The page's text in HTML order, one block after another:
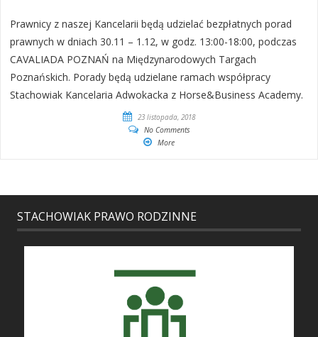
Prawnicy z naszej Kancelarii będą udzielać bezpłatnych porad
prawnych w dniach 30.11 – 1.12, w godz. 13:00-18:00, podczas
CAVALIADA POZNAŃ na Międzynarodowych Targach
Poznańskich. Porady będą udzielane ramach współpracy
Stachowiak Kancelaria Adwokacka z Horse&Business Academy.
23 listopada, 2018
No Comments
More
STACHOWIAK PRAWO RODZINNE